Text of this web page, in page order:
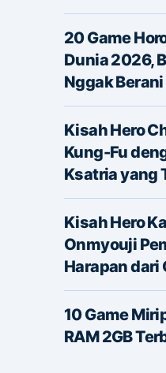
20 Game
Dunia 2026,
Nggak
Kisah Hero
Kung-Fu
Ksatria yang
Kisah Hero
Onmyouji
Harapan dari
10 Game
RAM 2GB